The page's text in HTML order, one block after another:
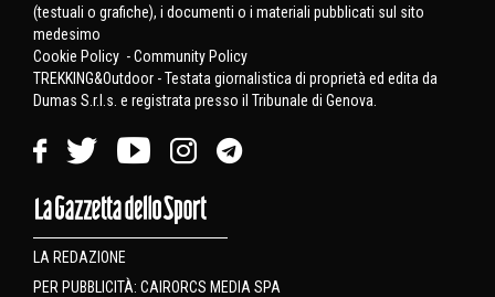
(testuali o grafiche), i documenti o i materiali pubblicati sul sito
medesimo
Cookie Policy -Community Policy
TREKKING&Outdoor - Testata giornalistica di proprietà ed edita da
Dumas S.r.l.s. e registrata presso il Tribunale di Genova.
LA REDAZIONE
PER PUBBLICITÀ: CAIRORCS MEDIA SPA